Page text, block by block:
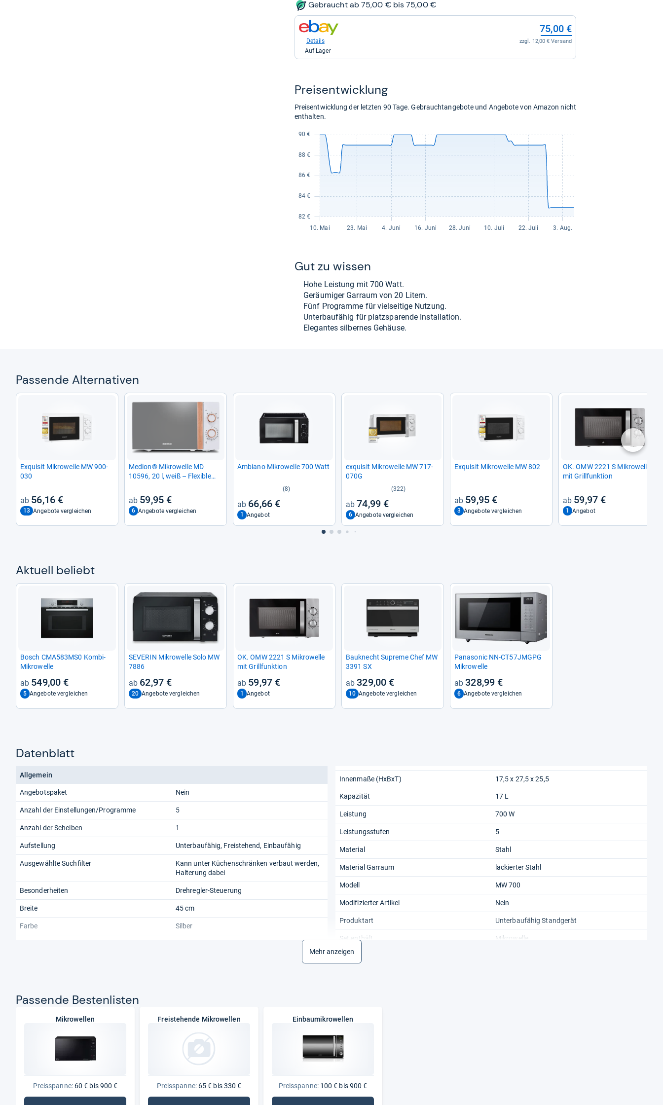
kaufen.Gebraucht ab 75,00 € bis 75,00 €
zum
Shop:
für
75,00 €
zzgl. 12,00 € Versand
Details
Auf Lager
Preis­ent­wick­lung
Preisentwicklung der letzten 90 Tage. Gebrauchtangebote und Angebote von Amazon nicht
enthalten.
Gut zu wis­sen
Hohe Leis­tung mit 700 Watt.
Geräu­mi­ger Gar­raum von 20 Litern.
Fünf Pro­gramme für viel­sei­tige Nut­zung.
Unter­bau­fä­hig für platz­spa­rende Instal­la­tion.
Ele­gan­tes sil­ber­nes Gehäuse.
Pas­sende Alter­na­ti­ven
Exqui­sit Mikro­welle MW 900-​
030
56,16 €
13 Angebote vergleichen
Medion® Mikro­welle MD
10596, 20 l, weiß – Fle­xi­ble
59,95 €
6 Angebote vergleichen
Ambiano Mikro­welle 700 Watt
(8)
66,66 €
1 Angebot
exqui­sit Mikro­welle MW 717-​
070G
(322)
74,99 €
6 Angebote vergleichen
Exqui­sit Mikro­welle MW 802
59,95 €
3 Angebote vergleichen
OK. OMW 2221 S Mikro­welle
mit Grill­funk­tion
59,97 €
1 Angebot
nächste
Aktu­ell beliebt
Bosch CMA583MS0 Kombi-​
Mikro­welle
549,00 €
5 Angebote vergleichen
SEVE­RIN Mikro­welle Solo MW
7886
62,97 €
20 Angebote vergleichen
OK. OMW 2221 S Mikro­welle
mit Grill­funk­tion
59,97 €
1 Angebot
Bau­knecht Supreme Chef MW
3391 SX
329,00 €
10 Angebote vergleichen
Pana­so­nic NN-​CT57JMGPG
Mikro­welle
328,99 €
6 Angebote vergleichen
Datenblatt
Allgemein
Angebotspaket Nein
Anzahl der Einstellungen/Programme 5
Anzahl der Scheiben 1
Aufstellung Unterbaufähig, Freistehend, Einbaufähig
Ausgewählte Suchfilter
Kann unter Küchenschränken verbaut werden,
Halterung dabei
Besonderheiten Drehregler-Steuerung
Breite 45 cm
Farbe Silber
Gewicht
Herstellergarantie 2 Jahre
30,6 cm
Innenmaße (HxBxT) 17,5 x 27,5 x 25,5
Kapazität 17 L
Leistung 700 W
Leistungsstufen 5
Material Stahl
Material Garraum lackierter Stahl
Modell MW 700
Modifizierter Artikel Nein
Produktart Unterbaufähig Standgerät
Set enthält Mikrowelle
Stromquelle
Mehr anzeigen
Pas­sende Bes­ten­lis­ten
Mikrowellen
Preisspanne:60 € bis 900 €
Freistehende Mikrowellen
Preisspanne:65 € bis 330 €
Einbaumikrowellen
Preisspanne:100 € bis 900 €